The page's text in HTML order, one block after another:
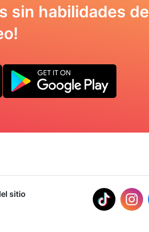
sin habilidades de
sitio